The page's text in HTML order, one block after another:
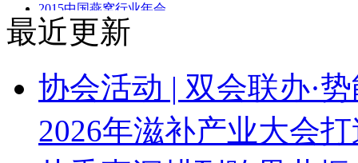
2015中国燕窝行业年会
燕窝进口合理价格与完税价格审定
首届(2012)中国燕窝产业高峰论坛
最近更新
协会活动 | 双会联办·
2026年滋补产业大会